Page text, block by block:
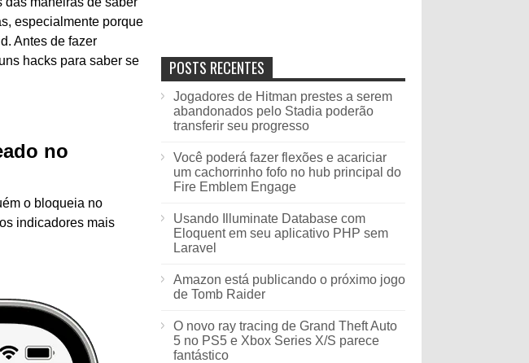
especialmente porque
Antes de fazer
hacks para saber se
no
o bloqueia no
indicadores mais
POSTS RECENTES
Jogadores de Hitman prestes a serem
abandonados pelo Stadia poderão
transferir seu progresso
Você poderá fazer flexões e acariciar
um cachorrinho fofo no hub principal do
Fire Emblem Engage
Usando Illuminate Database com
Eloquent em seu aplicativo PHP sem
Laravel
Amazon está publicando o próximo jogo
de Tomb Raider
O novo ray tracing de Grand Theft Auto
5 no PS5 e Xbox Series X/S parece
fantástico